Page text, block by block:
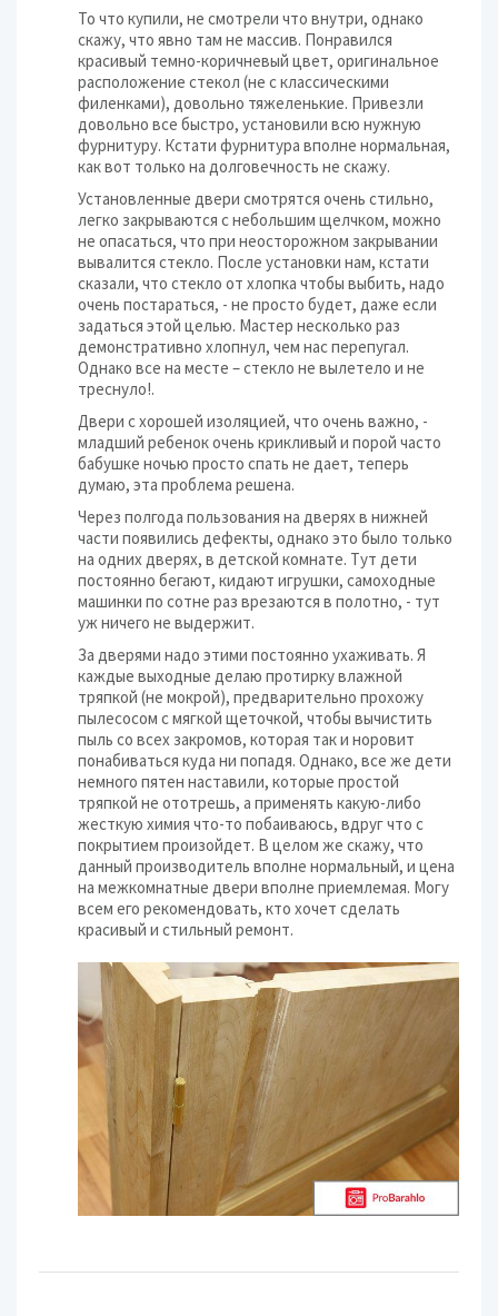
То что купили, не смотрели что внутри, однако
скажу, что явно там не массив. Понравился
красивый темно-коричневый цвет, оригинальное
расположение стекол (не с классическими
филенками), довольно тяжеленькие. Привезли
довольно все быстро, установили всю нужную
фурнитуру. Кстати фурнитура вполне нормальная,
как вот только на долговечность не скажу.
Установленные двери смотрятся очень стильно,
легко закрываются с небольшим щелчком, можно
не опасаться, что при неосторожном закрывании
вывалится стекло. После установки нам, кстати
сказали, что стекло от хлопка чтобы выбить, надо
очень постараться, - не просто будет, даже если
задаться этой целью. Мастер несколько раз
демонстративно хлопнул, чем нас перепугал.
Однако все на месте – стекло не вылетело и не
треснуло!.
Двери с хорошей изоляцией, что очень важно, -
младший ребенок очень крикливый и порой часто
бабушке ночью просто спать не дает, теперь
думаю, эта проблема решена.
Через полгода пользования на дверях в нижней
части появились дефекты, однако это было только
на одних дверях, в детской комнате. Тут дети
постоянно бегают, кидают игрушки, самоходные
машинки по сотне раз врезаются в полотно, - тут
уж ничего не выдержит.
За дверями надо этими постоянно ухаживать. Я
каждые выходные делаю протирку влажной
тряпкой (не мокрой), предварительно прохожу
пылесосом с мягкой щеточкой, чтобы вычистить
пыль со всех закромов, которая так и норовит
понабиваться куда ни попадя. Однако, все же дети
немного пятен наставили, которые простой
тряпкой не ототрешь, а применять какую-либо
жесткую химия что-то побаиваюсь, вдруг что с
покрытием произойдет. В целом же скажу, что
данный производитель вполне нормальный, и цена
на межкомнатные двери вполне приемлемая. Могу
всем его рекомендовать, кто хочет сделать
красивый и стильный ремонт.